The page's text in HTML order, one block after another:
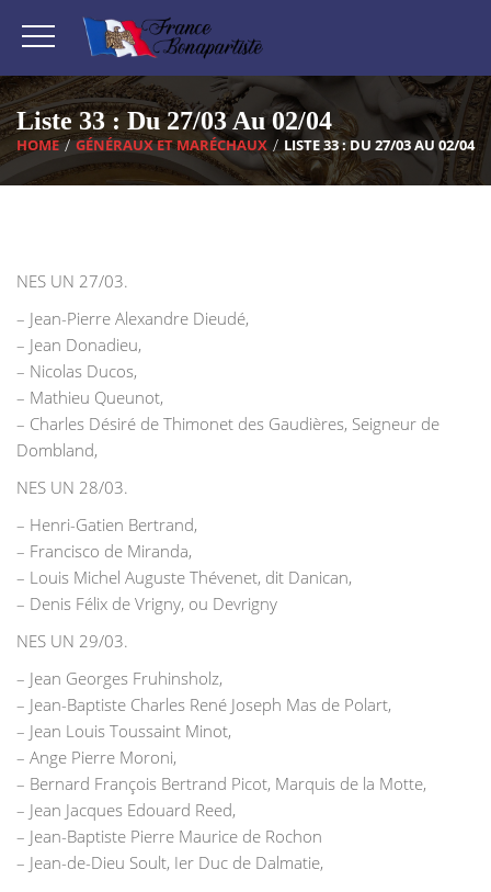
Liste 33 : Du 27/03 Au 02/04
HOME GÉNÉRAUX ET MARÉCHAUX LISTE 33 : DU 27/03 AU 02/04
‌NES UN 27/03.
– Jean-Pierre Alexandre Dieudé,
– Jean Donadieu,
– Nicolas Ducos,
– Mathieu Queunot,
– Charles Désiré de Thimonet des Gaudières, Seigneur de
Dombland,
NES UN 28/03.
– Henri-Gatien Bertrand,
– Francisco de Miranda,
– Louis Michel Auguste Thévenet, dit Danican,
– Denis Félix de Vrigny, ou Devrigny
NES UN 29/03.
– Jean Georges Fruhinsholz,
– Jean-Baptiste Charles René Joseph Mas de Polart,
– Jean Louis Toussaint Minot,
– Ange Pierre Moroni,
– Bernard François Bertrand Picot, Marquis de la Motte,
– Jean Jacques Edouard Reed,
– Jean-Baptiste Pierre Maurice de Rochon
– Jean-de-Dieu Soult, Ier Duc de Dalmatie,